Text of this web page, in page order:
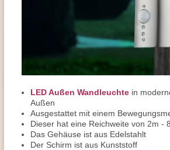
LED Außen Wandleuchte in
Außen
Ausgestattet mit einem
Dieser hat eine Reichweite von 2m -
Das Gehäuse ist aus Edelstahlt
Der Schirm ist aus Kunststoff